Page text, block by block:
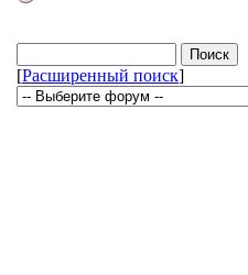
[Расширенный поиск]